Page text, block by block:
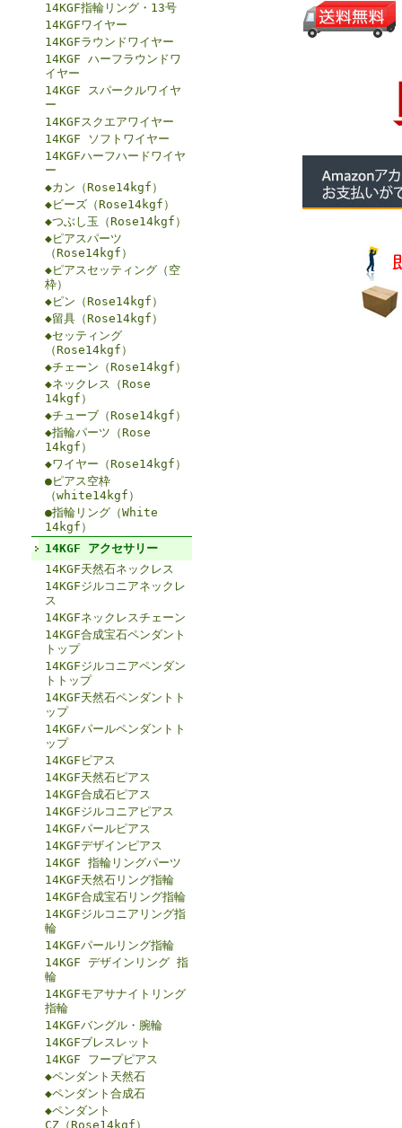
14KGF指輪リング・13号
14KGFワイヤー
14KGFラウンドワイヤー
14KGF ハーフラウンドワ
イヤー
14KGF スパークルワイヤ
ー
14KGFスクエアワイヤー
14KGF ソフトワイヤー
14KGFハーフハードワイヤ
ー
◆カン（Rose14kgf）
◆ビーズ（Rose14kgf）
◆つぶし玉（Rose14kgf）
◆ピアスパーツ
（Rose14kgf）
◆ピアスセッティング（空
枠）
◆ピン（Rose14kgf）
◆留具（Rose14kgf）
◆セッティング
（Rose14kgf）
◆チェーン（Rose14kgf）
◆ネックレス（Rose
14kgf）
◆チューブ（Rose14kgf）
◆指輪パーツ（Rose
14kgf）
◆ワイヤー（Rose14kgf）
●ピアス空枠
（white14kgf）
●指輪リング（White
14kgf）
14KGF アクセサリー
14KGF天然石ネックレス
14KGFジルコニアネックレ
ス
14KGFネックレスチェーン
14KGF合成宝石ペンダント
トップ
14KGFジルコニアペンダン
トトップ
14KGF天然石ペンダントト
ップ
14KGFパールペンダントト
ップ
14KGFピアス
14KGF天然石ピアス
14KGF合成石ピアス
14KGFジルコニアピアス
14KGFパールピアス
14KGFデザインピアス
14KGF 指輪リングパーツ
14KGF天然石リング指輪
14KGF合成宝石リング指輪
14KGFジルコニアリング指
輪
14KGFパールリング指輪
14KGF デザインリング 指
輪
14KGFモアサナイトリング
指輪
14KGFバングル・腕輪
14KGFブレスレット
14KGF フープピアス
◆ペンダント天然石
◆ペンダント合成石
◆ペンダント
CZ（Rose14kgf）